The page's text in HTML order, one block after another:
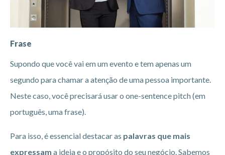
Frase
Supondo que você vai em um evento e tem apenas um
segundo para chamar a atenção de uma pessoa importante.
Neste caso, você precisará usar o one-sentence pitch (em
português, uma frase).
Para isso, é essencial destacar as palavras que mais
expressam a ideia e o propósito do seu negócio. Sabemos